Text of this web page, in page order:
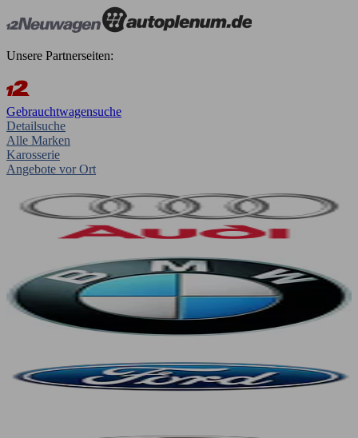
Unsere Partnerseiten:
Gebrauchtwagensuche
Detailsuche
Alle Marken
Karosserie
Angebote vor Ort